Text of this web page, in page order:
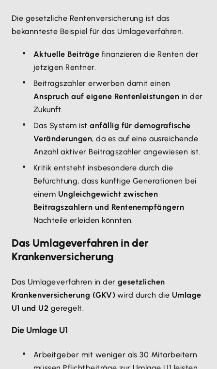
Die gesetzliche Rentenversicherung ist das
bekannteste Beispiel für das Umlageverfahren.
Aktuelle Beiträge finanzieren die Renten der
jetzigen Rentner.
Beitragszahler erwerben damit einen
Anspruch auf eigene Rentenleistungen in der
Zukunft.
Das System istanfällig für demografische
Veränderungen, da es auf eine ausreichende
Anzahl aktiver Beitragszahler angewiesen ist.
Kritik entsteht insbesondere durch die
Befürchtung, dass künftige Generationen bei
einem Ungleichgewicht zwischen
Beitragszahlern und Rentenempfängern
Nachteile erleiden könnten.
Das Umlageverfahren in der
Krankenversicherung
Das Umlageverfahren in der gesetzlichen
Krankenversicherung (GKV) wird durch die Umlage
U1 und U2 geregelt.
Die Umlage U1
Arbeitgeber mit weniger als 30 Mitarbeitern